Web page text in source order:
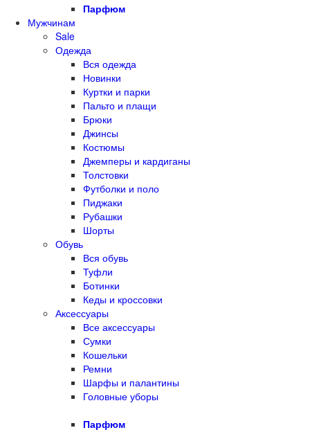
Парфюм
Мужчинам
Sale
Одежда
Вся одежда
Новинки
Куртки и парки
Пальто и плащи
Брюки
Джинсы
Костюмы
Джемперы и кардиганы
Толстовки
Футболки и поло
Пиджаки
Рубашки
Шорты
Обувь
Вся обувь
Туфли
Ботинки
Кеды и кроссовки
Аксессуары
Все аксессуары
Сумки
Кошельки
Ремни
Шарфы и палантины
Головные уборы
Парфюм